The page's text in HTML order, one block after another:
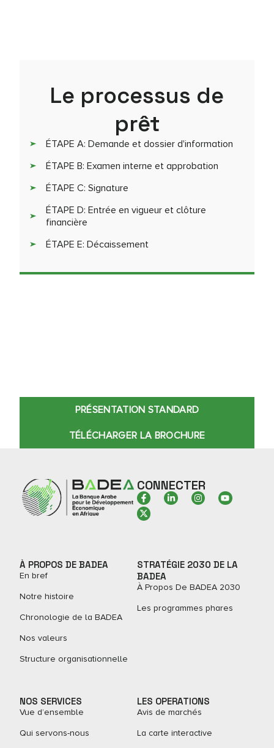
Le processus de
prêt
ÉTAPE A: Demande et dossier d'information
ÉTAPE B: Examen interne et approbation
ÉTAPE C: Signature
ÉTAPE D: Entrée en vigueur et clôture
financière
ÉTAPE E: Décaissement
PRÉSENTATION STANDARD
TÉLÉCHARGER LA BROCHURE
CONNECTER
À PROPOS DE BADEA
En bref
Notre histoire
Chronologie de la BADEA
Nos valeurs
Structure organisationnelle
STRATÉGIE 2030 DE LA
BADEA
À Propos De BADEA 2030
Les programmes phares
NOS SERVICES
Vue d’ensemble
Qui servons-nous
LES OPERATIONS
Avis de marchés
La carte interactive